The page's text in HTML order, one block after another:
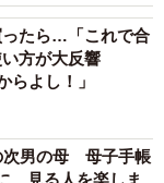
ったら…「これで合
い方が大反響
らよし！」
次男の母 母子手帳
見る人を楽しま